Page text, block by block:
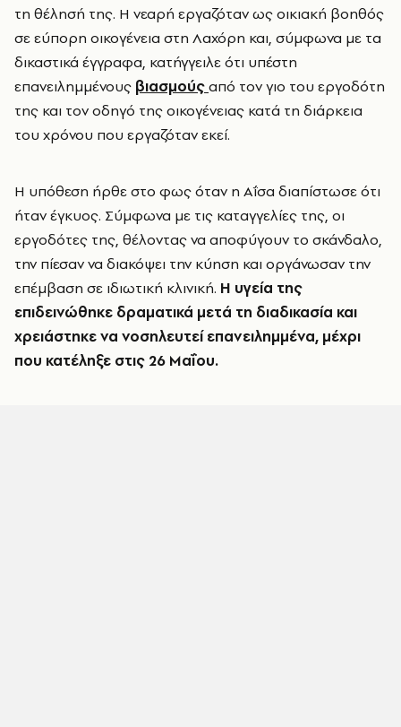
τη θέλησή της. Η νεαρή εργαζόταν ως οικιακή βοηθός
σε εύπορη οικογένεια στη Λαχόρη και, σύμφωνα με τα
δικαστικά έγγραφα, κατήγγειλε ότι υπέστη
επανειλημμένους βιασμούςαπό τον γιο του εργοδότη
της και τον οδηγό της οικογένειας κατά τη διάρκεια
του χρόνου που εργαζόταν εκεί.
Η υπόθεση ήρθε στο φως όταν η Αΐσα διαπίστωσε ότι
ήταν έγκυος. Σύμφωνα με τις καταγγελίες της, οι
εργοδότες της, θέλοντας να αποφύγουν το σκάνδαλο,
την πίεσαν να διακόψει την κύηση και οργάνωσαν την
επέμβαση σε ιδιωτική κλινική. Η υγεία της
επιδεινώθηκε δραματικά μετά τη διαδικασία και
χρειάστηκε να νοσηλευτεί επανειλημμένα, μέχρι
που κατέληξε στις 26 Μαΐου.